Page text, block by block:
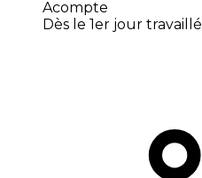
Acompte
Dès le 1er jour travaillé